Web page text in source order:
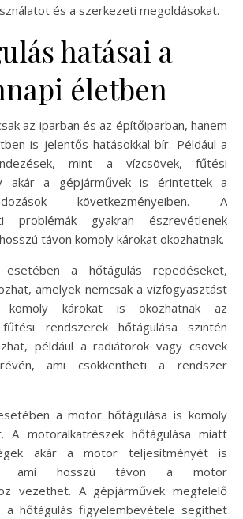
és a szerkezeti megoldásokat.
hatásai a
életben
az iparban és az építőiparban, hanem
is jelentős hatásokkal bír. Például a
mint a vízcsövek, fűtési
akár a gépjárművek is érintettek a
következményeiben. A
problémák gyakran észrevétlenek
távon komoly károkat okozhatnak.
a hőtágulás repedéseket,
amelyek nemcsak a vízfogyasztást
komoly károkat is okozhatnak az
rendszerek hőtágulása szintén
például a radiátorok vagy csövek
ami csökkentheti a rendszer
a motor hőtágulása is komoly
A motoralkatrészek hőtágulása miatt
akár a motor teljesítményét is
ami hosszú távon a motor
vezethet. A gépjárművek megfelelő
a hőtágulás figyelembevétele segíthet